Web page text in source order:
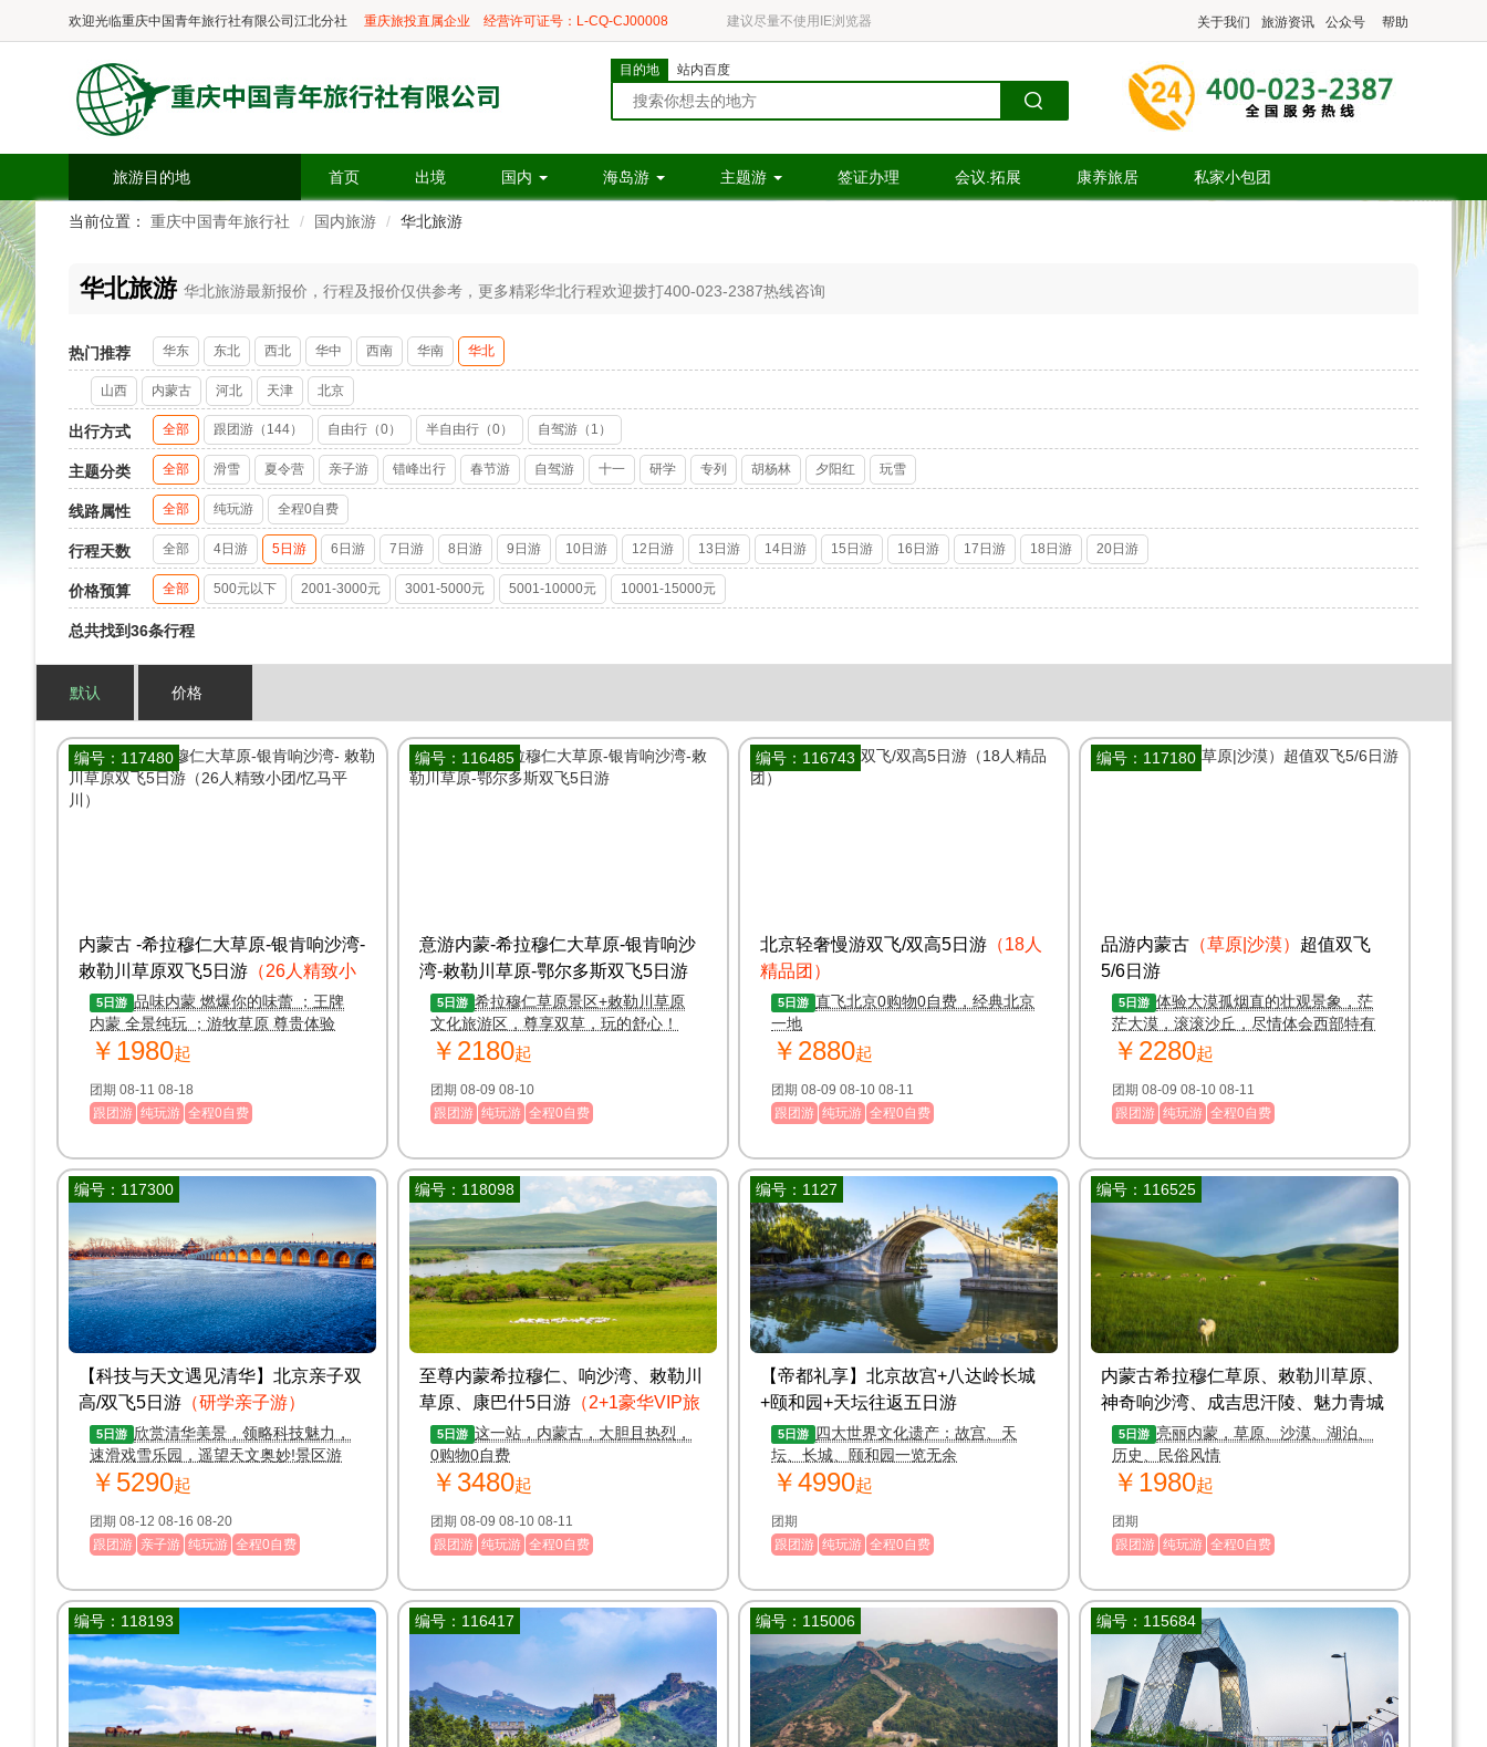
欢迎光临重庆中国青年旅行社有限公司江北分社 重庆旅投直属企业 经营许可证号：L-CQ-CJ00008 建议尽量不使用IE浏览器 关于我们 旅游资讯 公众号 帮助
目的地 站内百度
旅游目的地 首页 出境 国内 海岛游 主题游 签证办理 会议.拓展 康养旅居 私家小包团
当前位置： 重庆中国青年旅行社 国内旅游 华北旅游
华北旅游 华北旅游最新报价，行程及报价仅供参考，更多精彩华北行程欢迎拨打400-023-2387热线咨询
热门推荐 华东 东北 西北 华中 西南 华南 华北
山西 内蒙古 河北 天津 北京
出行方式 全部 跟团游（144） 自由行（0） 半自由行（0） 自驾游（1）
主题分类 全部 滑雪 夏令营 亲子游 错峰出行 春节游 自驾游 十一 研学 专列 胡杨林 夕阳红 玩雪
线路属性 全部 纯玩游 全程0自费
行程天数 全部 4日游 5日游 6日游 7日游 8日游 9日游 10日游 12日游 13日游 14日游 15日游 16日游 17日游 18日游 20日游
价格预算 全部 500元以下 2001-3000元 3001-5000元 5001-10000元 10001-15000元
总共找到36条行程
默认 价格
编号：117480
内蒙古 -希拉穆仁大草原-银肯响沙湾-
敕勒川草原双飞5日游 （26人精致小
团/忆马平川）
5日游 品味内蒙 燃爆你的味蕾 ；王牌
内蒙 全景纯玩 ；游牧草原 尊贵体验
￥1980起
团期 08-11 08-18
跟团游 纯玩游 全程0自费
编号：116485
意游内蒙-希拉穆仁大草原-银肯响沙
湾-敕勒川草原-鄂尔多斯双飞5日游
5日游 希拉穆仁草原景区+敕勒川草原
文化旅游区，尊享双草，玩的舒心！
￥2180起
团期 08-09 08-10
跟团游 纯玩游 全程0自费
编号：116743
北京轻奢慢游双飞/双高5日游 （18人
精品团）
5日游 直飞北京0购物0自费，经典北京
一地
￥2880起
团期 08-09 08-10 08-11
跟团游 纯玩游 全程0自费
编号：117180
品游内蒙古 （草原|沙漠） 超值双飞
5/6日游
5日游 体验大漠孤烟直的壮观景象，茫
茫大漠，滚滚沙丘，尽情体会西部特有
的辽阔
￥2280起
团期 08-09 08-10 08-11
跟团游 纯玩游 全程0自费
编号：117300
【科技与天文遇见清华】北京亲子双
高/双飞5日游 （研学亲子游）
5日游 欣赏清华美景，领略科技魅力，
速滑戏雪乐园，遥望天文奥妙!景区游
览时间加长、资深导游深度讲解、线路
轻 松闲情逸致、感受科技北京，魅力
京城！
￥5290起
团期 08-12 08-16 08-20
跟团游 亲子游 纯玩游 全程0自费
编号：118098
至尊内蒙希拉穆仁、响沙湾、敕勒川
草原、康巴什5日游 （2+1豪华VIP旅
游大巴）
5日游 这一站，内蒙古，大胆且热烈，
0购物0自费
￥3480起
团期 08-09 08-10 08-11
跟团游 纯玩游 全程0自费
编号：1127
【帝都礼享】北京故宫+八达岭长城
+颐和园+天坛往返五日游
5日游 四大世界文化遗产：故宫、天
坛、长城、颐和园一览无余
￥4990起
团期
跟团游 纯玩游 全程0自费
编号：116525
内蒙古希拉穆仁草原、敕勒川草原、
神奇响沙湾、成吉思汗陵、魅力青城
双飞5日游（亮丽内蒙）
5日游 亮丽内蒙，草原、沙漠、湖泊、
历史、民俗风情
￥1980起
团期
跟团游 纯玩游 全程0自费
编号：118193 编号：116417 编号：115006 编号：115684